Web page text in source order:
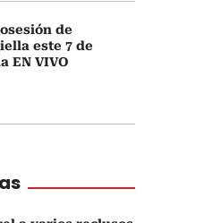
de
este 7 de
EN VIVO